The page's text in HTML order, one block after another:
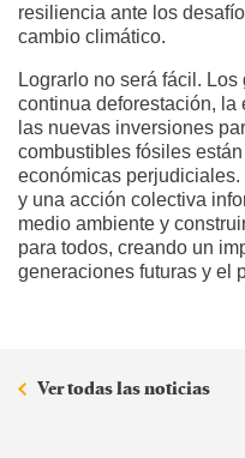
resiliencia ante los
cambio climático.
Lograrlo no será fácil.
continua deforestación,
las nuevas inversiones
combustibles fósiles
económicas
y una acción colectiva
medio ambiente y
para todos, creando un
generaciones futuras y el
Ver todas las noticias